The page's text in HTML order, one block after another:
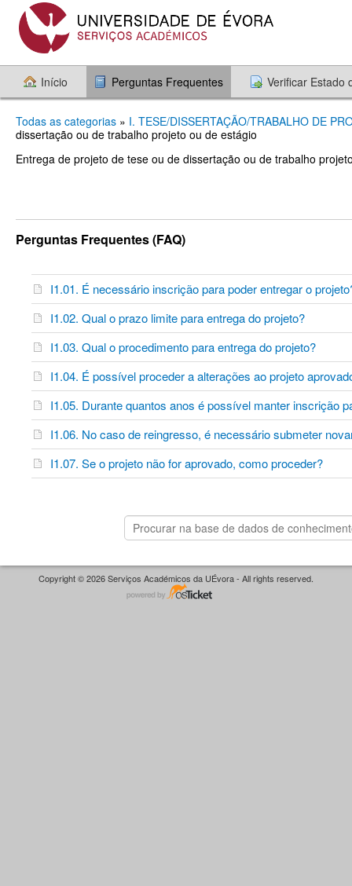
Início Perguntas Frequentes Verificar Estado
Todas as categorias » I. TESE/DISSERTAÇÃO/TRABALHO DE
dissertação ou de trabalho projeto ou de estágio
Entrega de projeto de tese ou de dissertação ou de trabalho
Perguntas Frequentes (FAQ)
I1.01. É necessário inscrição para poder entregar o
I1.02. Qual o prazo limite para entrega do projeto?
I1.03. Qual o procedimento para entrega do projeto?
I1.04. É possível proceder a alterações ao projeto
I1.05. Durante quantos anos é possível manter inscrição
I1.06. No caso de reingresso, é necessário submeter
I1.07. Se o projeto não for aprovado, como proceder?
Copyright © 2026 Serviços Académicos da UÉvora - All rights reserved.